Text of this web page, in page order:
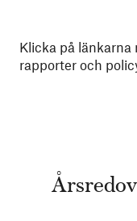
Klicka på
rapporter och